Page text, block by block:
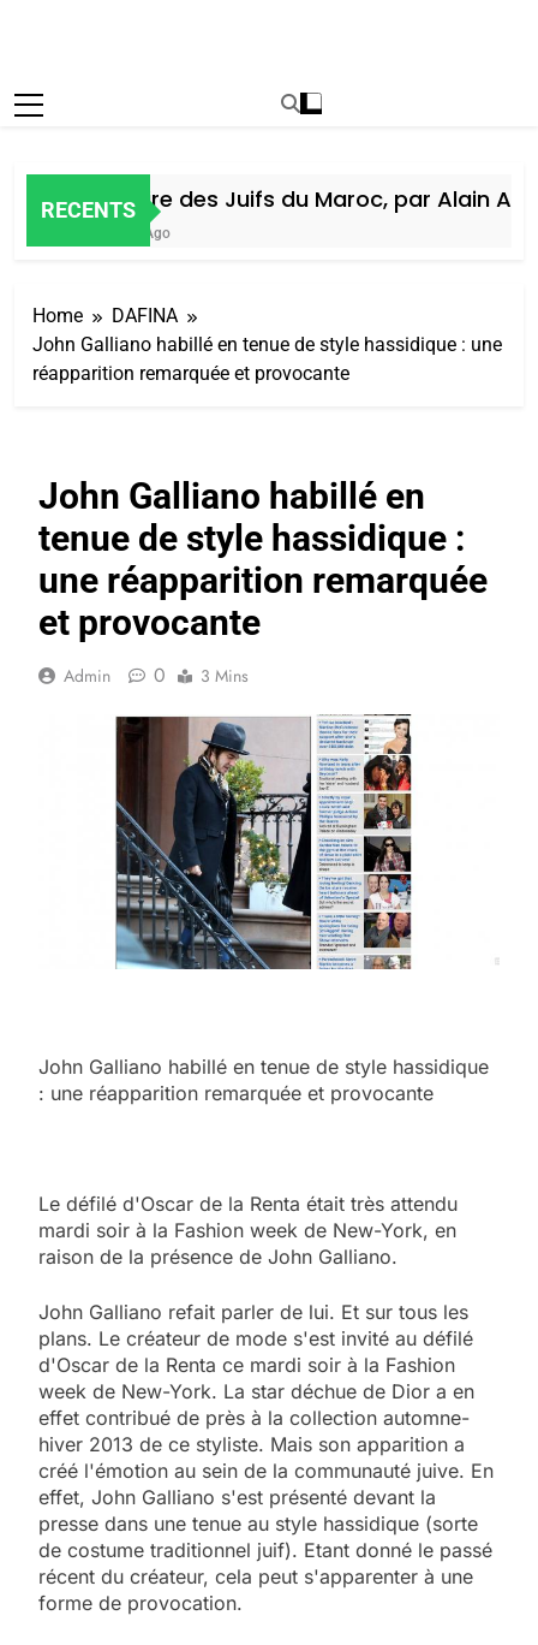
RECENTS
Histoire des Juifs du Maroc, par Alain Amiel
6 Jours Ago
Home
DAFINA
John Galliano habillé en tenue de style hassidique : une
réapparition remarquée et provocante
John Galliano habillé en
tenue de style hassidique :
une réapparition remarquée
et provocante
Admin 0 3 Mins
John Galliano habillé en tenue de style hassidique
: une réapparition remarquée et provocante
Le défilé d'Oscar de la Renta était très attendu
mardi soir à la Fashion week de New-York, en
raison de la présence de John Galliano.
John Galliano refait parler de lui. Et sur tous les
plans. Le créateur de mode s'est invité au défilé
d'Oscar de la Renta ce mardi soir à la Fashion
week de New-York. La star déchue de Dior a en
effet contribué de près à la collection automne-
hiver 2013 de ce styliste. Mais son apparition a
créé l'émotion au sein de la communauté juive. En
effet, John Galliano s'est présenté devant la
presse dans une tenue au style hassidique (sorte
de costume traditionnel juif). Etant donné le passé
récent du créateur, cela peut s'apparenter à une
forme de provocation.